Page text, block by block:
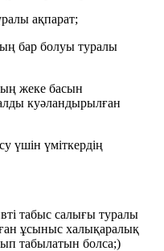
ақпарат;
бар болуы туралы
жеке басын
куәландырылған
үшін үміткердің
табыс салығы туралы
ұсыныс халықаралық
табылатын болса;)